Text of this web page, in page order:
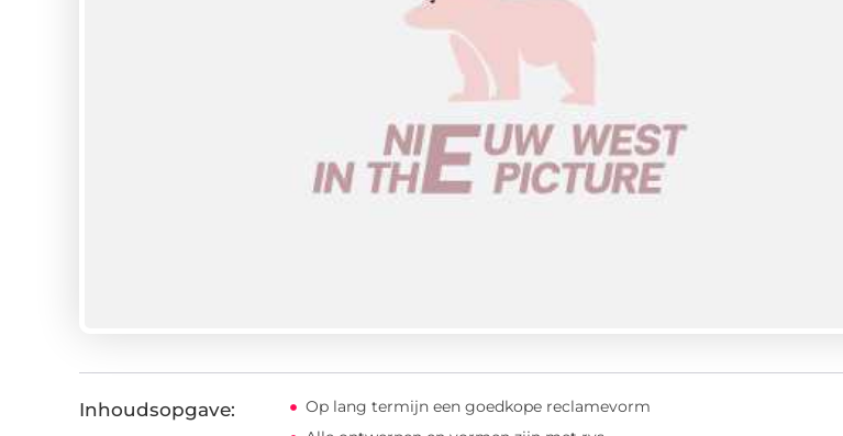
Inhoudsopgave:
Op lang termijn een goedkope reclamevorm